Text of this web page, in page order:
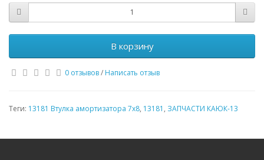
В корзину
0 отзывов/ Написать отзыв
Теги: 13181 Втулка амортизатора 7х8, 13181 , ЗАПЧАСТИ КАЮК-13